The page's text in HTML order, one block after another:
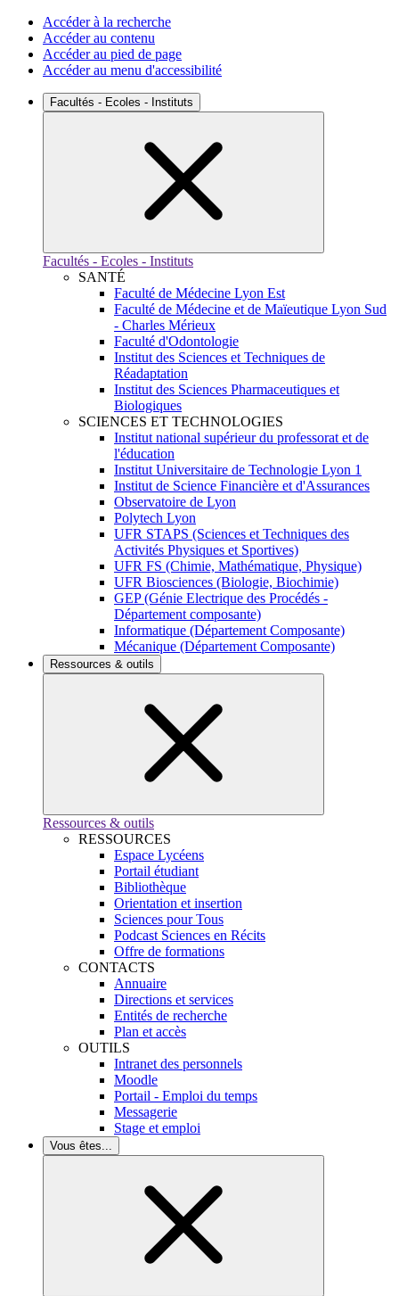
Accéder à la recherche
Accéder au contenu
Accéder au pied de page
Accéder au menu d'accessibilité
Facultés - Ecoles - Instituts
Facultés - Ecoles - Instituts
SANTÉ
Faculté de Médecine Lyon Est
Faculté de Médecine et de Maïeutique Lyon Sud
- Charles Mérieux
Faculté d'Odontologie
Institut des Sciences et Techniques de
Réadaptation
Institut des Sciences Pharmaceutiques et
Biologiques
SCIENCES ET TECHNOLOGIES
Institut national supérieur du professorat et de
l'éducation
Institut Universitaire de Technologie Lyon 1
Institut de Science Financière et d'Assurances
Observatoire de Lyon
Polytech Lyon
UFR STAPS (Sciences et Techniques des
Activités Physiques et Sportives)
UFR FS (Chimie, Mathématique, Physique)
UFR Biosciences (Biologie, Biochimie)
GEP (Génie Electrique des Procédés -
Département composante)
Informatique (Département Composante)
Mécanique (Département Composante)
Ressources & outils
Ressources & outils
RESSOURCES
Espace Lycéens
Portail étudiant
Bibliothèque
Orientation et insertion
Sciences pour Tous
Podcast Sciences en Récits
Offre de formations
CONTACTS
Annuaire
Directions et services
Entités de recherche
Plan et accès
OUTILS
Intranet des personnels
Moodle
Portail - Emploi du temps
Messagerie
Stage et emploi
Vous êtes...